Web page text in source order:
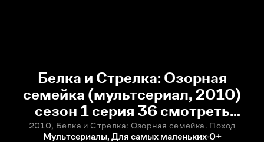
Белка и Стрелка: Озорная
семейка (мультсериал, 2010)
сезон 1 серия 36 смотреть
онлайн
2010, Белка и Стрелка: Озорная семейка. Поход
Мультсериалы, Для самых маленьких 0+